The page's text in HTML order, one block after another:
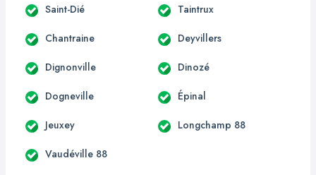
Saint-Dié Taintrux
Chantraine Deyvillers
Dignonville Dinozé
Dogneville Épinal
Jeuxey Longchamp 88
Vaudéville 88